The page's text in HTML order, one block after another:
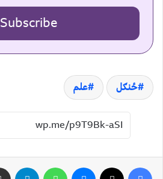
Subscribe
ځنګل علم